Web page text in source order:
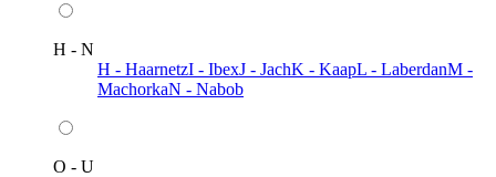
H - N
H - HaarnetzI - IbexJ - JachK - KaapL - LaberdanM -
MachorkaN - Nabob
O - U